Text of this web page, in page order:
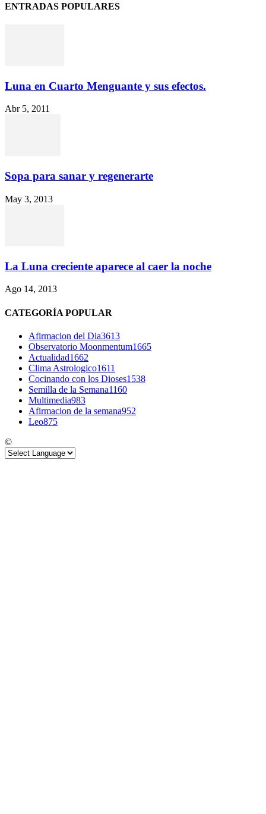
ENTRADAS POPULARES
Luna en Cuarto Menguante y sus efectos.
Abr 5, 2011
Sopa para sanar y regenerarte
May 3, 2013
La Luna creciente aparece al caer la noche
Ago 14, 2013
CATEGORÍA POPULAR
Afirmacion del Dia3613
Observatorio Moonmentum1665
Actualidad1662
Clima Astrologico1611
Cocinando con los Dioses1538
Semilla de la Semana1160
Multimedia983
Afirmacion de la semana952
Leo875
©